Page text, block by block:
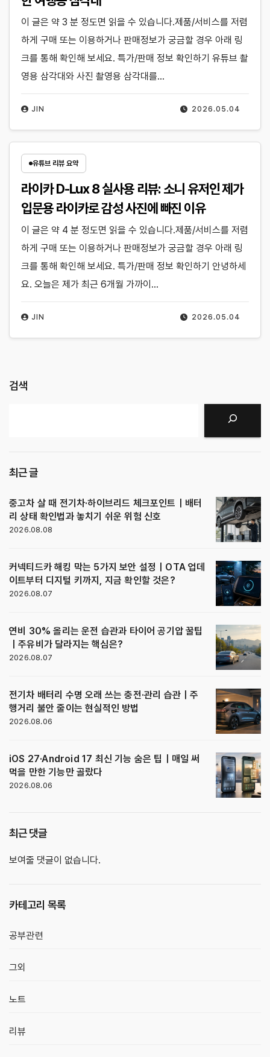
2026.05.04
JIN
이 글은 약 3 분 정도면 읽을 수 있습니다.제품/서비스를 저렴
하게 구매 또는 이용하거나 판매정보가 궁금할 경우 아래 링
크를 통해 확인해 보세요. 특가/판매 정보 확인하기 유튜브 촬
영용 삼각대와 사진 촬영용 삼각대를…
유튜브 리뷰 요약
라이카 D-Lux 8 실사용 리뷰: 소니 유저인 제가
입문용 라이카로 감성 사진에 빠진 이유
2026.05.04
JIN
이 글은 약 4 분 정도면 읽을 수 있습니다.제품/서비스를 저렴
하게 구매 또는 이용하거나 판매정보가 궁금할 경우 아래 링
크를 통해 확인해 보세요. 특가/판매 정보 확인하기 안녕하세
요. 오늘은 제가 최근 6개월 가까이…
검색
최근 글
중고차 살 때 전기차·하이브리드 체크포인트｜배터
리 상태 확인법과 놓치기 쉬운 위험 신호
2026.08.08
커넥티드카 해킹 막는 5가지 보안 설정｜OTA 업데
이트부터 디지털 키까지, 지금 확인할 것은?
2026.08.07
연비 30% 올리는 운전 습관과 타이어 공기압 꿀팁
｜주유비가 달라지는 핵심은?
2026.08.07
전기차 배터리 수명 오래 쓰는 충전·관리 습관｜주
행거리 불안 줄이는 현실적인 방법
2026.08.06
iOS 27·Android 17 최신 기능 숨은 팁｜매일 써
먹을 만한 기능만 골랐다
2026.08.06
최근 댓글
보여줄 댓글이 없습니다.
카테고리 목록
공부관련
그외
노트
리뷰